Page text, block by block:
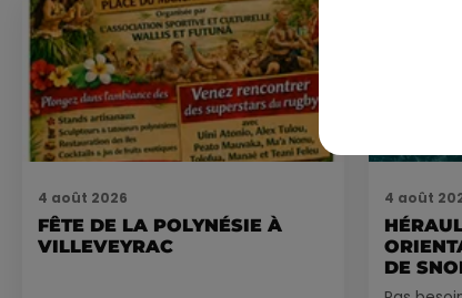
4 août 2026
FÊTE DE LA POLYNÉSIE À
VILLEVEYRAC
4 août
DE